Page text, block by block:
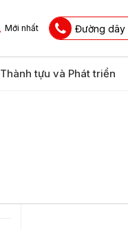
Mới nhất Đường dây
Thành tựu và Phát triển